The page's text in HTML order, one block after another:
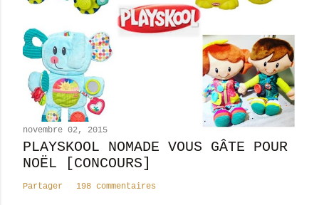
novembre 02, 2015
PLAYSKOOL NOMADE VOUS GÂTE POUR
NOËL [CONCOURS]
Partager 198 commentaires